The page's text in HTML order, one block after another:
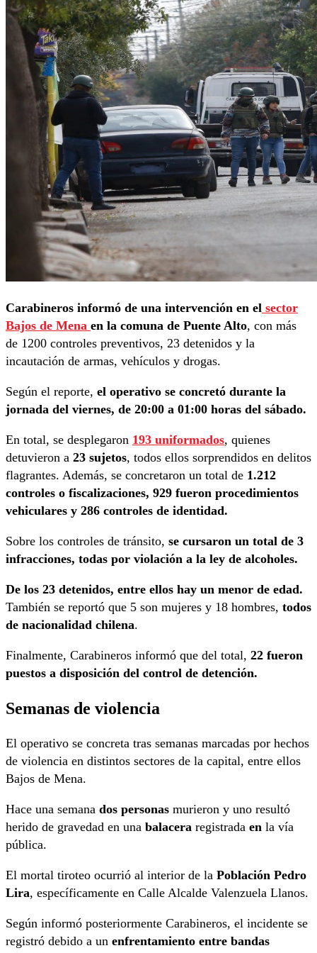
Carabineros informó de una intervención en el sector
Bajos de Mena en la comuna de Puente Alto, con más
de 1200 controles preventivos, 23 detenidos y la
incautación de armas, vehículos y drogas.
Según el reporte, el operativo se concretó durante la
jornada del viernes, de 20:00 a 01:00 horas del sábado.
En total, se desplegaron 193 uniformados, quienes
detuvieron a 23 sujetos, todos ellos sorprendidos en delitos
flagrantes. Además, se concretaron un total de 1.212
controles o fiscalizaciones, 929 fueron procedimientos
vehiculares y 286 controles de identidad.
Sobre los controles de tránsito, se cursaron un total de 3
infracciones, todas por violación a la ley de alcoholes.
De los 23 detenidos, entre ellos hay un menor de edad.
También se reportó que 5 son mujeres y 18 hombres, todos
de nacionalidad chilena.
Finalmente, Carabineros informó que del total, 22 fueron
puestos a disposición del control de detención.
Semanas de violencia
El operativo se concreta tras semanas marcadas por hechos
de violencia en distintos sectores de la capital, entre ellos
Bajos de Mena.
Hace una semana dos personas murieron y uno resultó
herido de gravedad en una balacera registrada en la vía
pública.
El mortal tiroteo ocurrió al interior de la Población Pedro
Lira, específicamente en Calle Alcalde Valenzuela Llanos.
Según informó posteriormente Carabineros, el incidente se
registró debido a un enfrentamiento entre bandas